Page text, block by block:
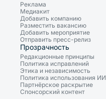
Реклама
Медиакит
Добавить компанию
Разместить вакансию
Добавить мероприятие
Отправить пресс-релиз
Прозрачность
Редакционные принципы
Политика исправлений
Этика и независимость
Политика использования ИИ
Партнёрское раскрытие
Спонсорский контент